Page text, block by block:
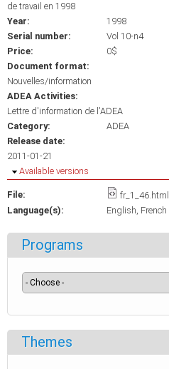
de travail en 1998
Year:
1998
Serial number:
Vol 10-n4
Price:
0$
Document format:
Nouvelles/information
ADEA Activities:
Lettre d'information de l'ADEA
Category:
ADEA
Release date:
2011-01-21
Hide
Available versions
File:
fr_1_46.html
Language(s):
English French
Programs
Themes